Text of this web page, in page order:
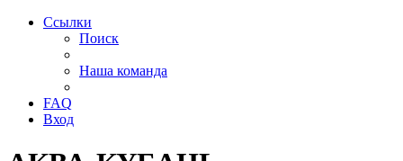
Ссылки
Поиск
Наша команда
FAQ
Вход